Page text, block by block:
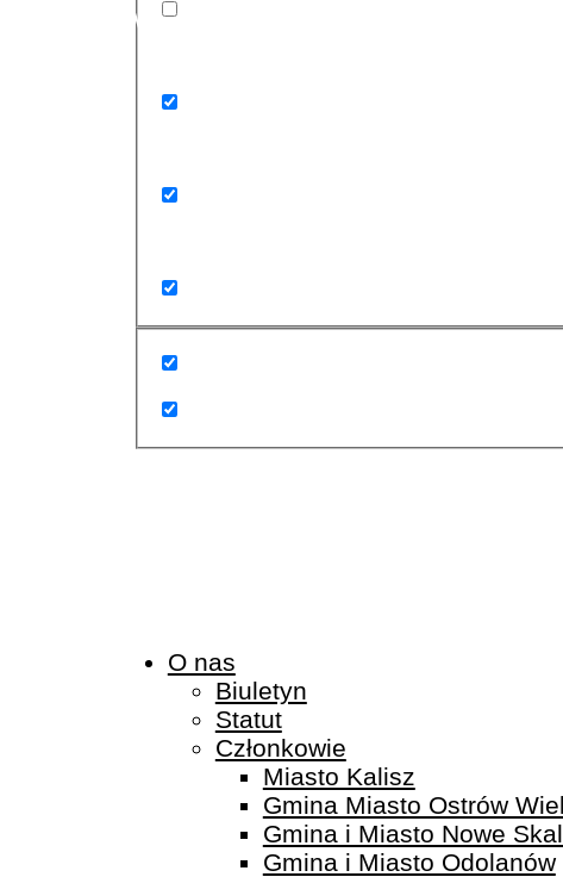
Więcej wyników...
O nas
Biuletyn
Statut
Członkowie
Miasto Kalisz
Gmina Miasto Ostrów
Gmina i Miasto Nowe
Gmina i Miasto Odolanów